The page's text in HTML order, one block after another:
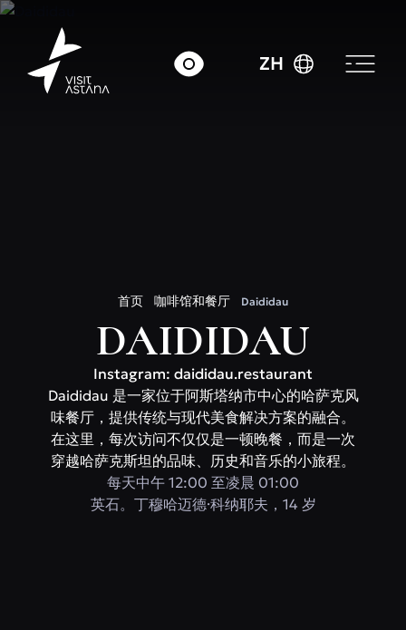
ZH
首页 咖啡馆和餐厅 Daididau
DAIDIDAU
Instagram: daididau.restaurant
Daididau 是一家位于阿斯塔纳市中心的哈萨克风
味餐厅，提供传统与现代美食解决方案的融合。
在这里，每次访问不仅仅是一顿晚餐，而是一次
穿越哈萨克斯坦的品味、历史和音乐的小旅程。
每天中午 12:00 至凌晨 01:00
英石。丁穆哈迈德·科纳耶夫，14 岁